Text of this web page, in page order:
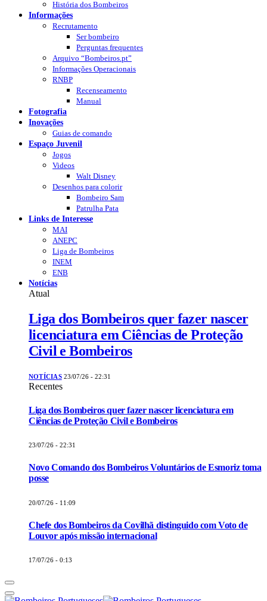
História dos Bombeiros
Informações
Recrutamento
Ser bombeiro
Perguntas frequentes
Arquivo “Bombeiros.pt”
Informações Operacionais
RNBP
Recenseamento
Manual
Fotografia
Inovações
Guias de comando
Espaço Juvenil
Jogos
Videos
Walt Disney
Desenhos para colorir
Bombeiro Sam
Patrulha Pata
Links de Interesse
MAI
ANEPC
Liga de Bombeiros
INEM
ENB
Notícias
Atual
Liga dos Bombeiros quer fazer nascer
licenciatura em Ciências de Proteção
Civil e Bombeiros
NOTÍCIAS 23/07/26 - 22:31
Recentes
Liga dos Bombeiros quer fazer nascer licenciatura em
Ciências de Proteção Civil e Bombeiros
23/07/26 - 22:31
Novo Comando dos Bombeiros Voluntários de Esmoriz toma
posse
20/07/26 - 11:09
Chefe dos Bombeiros da Covilhã distinguido com Voto de
Louvor após missão internacional
17/07/26 - 0:13